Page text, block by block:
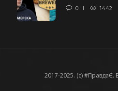
0 1442
2017-2025. (c) #ПравдаЄ.